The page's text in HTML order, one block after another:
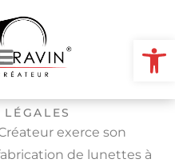
exerce son
de lunettes à